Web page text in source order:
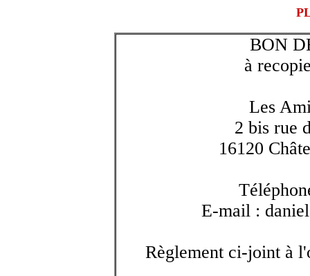
BON
à recop
Les
2 bis rue
16120
E-mail :
Règlement ci-joint à